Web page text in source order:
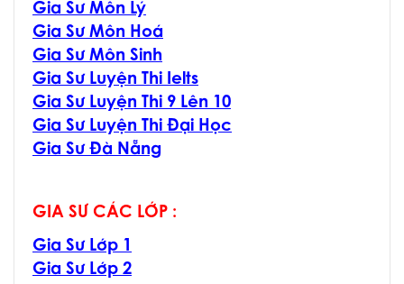
Gia Sư Môn Lý
Gia Sư Môn Hoá
Gia Sư Môn Sinh
Gia Sư Luyện Thi Ielts
Gia Sư Luyện Thi 9 Lên 10
Gia Sư Luyện Thi Đại Học
Gia Sư Đà Nẵng
GIA SƯ CÁC LỚP :
Gia Sư Lớp 1
Gia Sư Lớp 2